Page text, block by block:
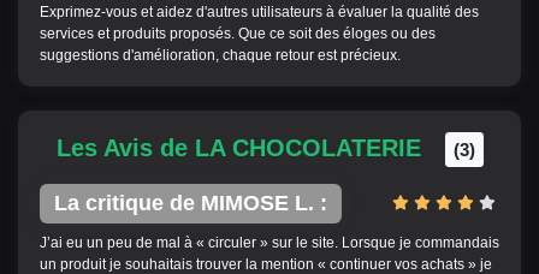
Exprimez-vous et aidez d'autres utilisateurs à évaluer la qualité des
services et produits proposés. Que ce soit des éloges ou des
suggestions d'amélioration, chaque retour est précieux.
Les Avis de LA CHOCOLATERIE (3)
La critique de MIMOSE L. :
J’ai eu un peu de mal à « circuler » sur le site. Lorsque je commandais
un produit je souhaitais trouver la mention « continuer vos achats » je